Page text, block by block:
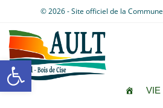
Ouvrir la barre
© 2026 - Site officiel de la Commune
VIE